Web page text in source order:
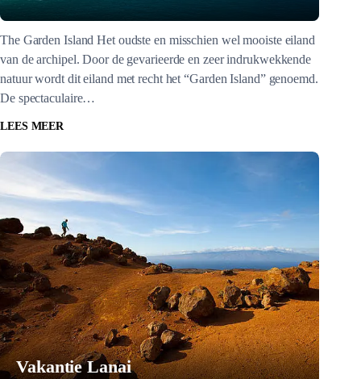
The Garden Island Het oudste en misschien wel mooiste eiland
van de archipel. Door de gevarieerde en zeer indrukwekkende
natuur wordt dit eiland met recht het “Garden Island” genoemd.
De spectaculaire…
LEES MEER
Vakantie Lanai